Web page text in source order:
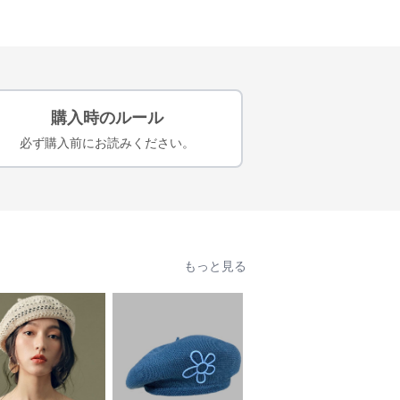
購入時のルール
必ず購入前にお読みください。
もっと見る